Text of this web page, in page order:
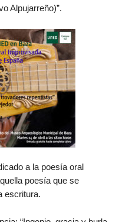
Alpujarreño)”.
a la poesía oral
poesía que se
escritura.